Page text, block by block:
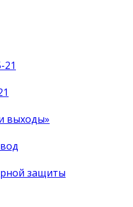
21
выходы»
защиты